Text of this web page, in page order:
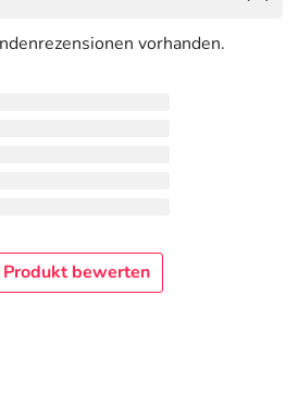
vorhanden.
Produkt bewerten